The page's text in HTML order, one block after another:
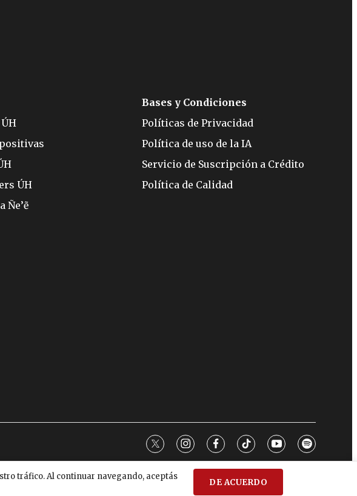
tráfico. Al continuar navegando, aceptás
DE ACUERDO
ÚH
Ñe’ẽ
Bases y Condiciones
Políticas de Privacidad
Política de uso de la IA
Servicio de Suscripción a Crédito
Política de Calidad
twitterinstagram
facebooktiktokyoutubespotify